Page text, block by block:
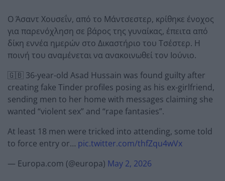
Ο Άσαντ Χουσεΐν, από το Μάντσεστερ, κρίθηκε ένοχος
για παρενόχληση σε βάρος της γυναίκας, έπειτα από
δίκη εννέα ημερών στο Δικαστήριο του Τσέστερ. Η
ποινή του αναμένεται να ανακοινωθεί τον Ιούνιο.
🇬🇧 36-year-old Asad Hussain was found guilty after
creating fake Tinder profiles posing as his ex-girlfriend,
sending men to her home with messages claiming she
wanted “violent sex” and “rape fantasies”.
At least 18 men were tricked into attending, some told
to force entry or… pic.twitter.com/thfZqu4wVx
— Europa.com (@europa) May 2, 2026